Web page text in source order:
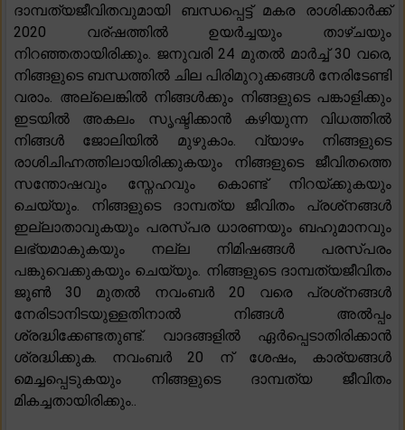
ദാമ്പത്യജീവിതവുമായി ബന്ധപ്പെട്ട് മകര രാശിക്കാർക്ക്
2020 വര്ഷത്തിൽ ഉയർച്ചയും താഴ്ചയും
നിറഞ്ഞതായിരിക്കും. ജനുവരി 24 മുതൽ മാർച്ച് 30 വരെ,
നിങ്ങളുടെ ബന്ധത്തിൽ ചില പിരിമുറുക്കങ്ങൾ നേരിടേണ്ടി
വരാം. അല്ലെങ്കിൽ‌ നിങ്ങൾ‌ക്കും നിങ്ങളുടെ പങ്കാളിക്കും
ഇടയിൽ‌ അകലം സൃഷ്ടിക്കാൻ‌ കഴിയുന്ന വിധത്തിൽ
നിങ്ങൾ ജോലിയിൽ‌ മുഴുകാം. വ്യാഴം നിങ്ങളുടെ
രാശിചിഹ്നത്തിലായിരിക്കുകയും നിങ്ങളുടെ ജീവിതത്തെ
സന്തോഷവും സ്നേഹവും കൊണ്ട് നിറയ്ക്കുകയും
ചെയ്യും. നിങ്ങളുടെ ദാമ്പത്യ ജീവിതം പ്രശ്‌നങ്ങൾ
ഇല്ലാതാവുകയും പരസ്പര ധാരണയും ബഹുമാനവും
ലഭ്യമാകുകയും നല്ല നിമിഷങ്ങൾ പരസ്പരം
പങ്കുവെക്കുകയും ചെയ്യും. നിങ്ങളുടെ ദാമ്പത്യജീവിതം
ജൂൺ 30 മുതൽ നവംബർ 20 വരെ പ്രശ്‌നങ്ങൾ
നേരിടാനിടയുള്ളതിനാൽ നിങ്ങൾ അൽപ്പം
ശ്രദ്ധിക്കേണ്ടതുണ്ട്. വാദങ്ങളിൽ ഏർപ്പെടാതിരിക്കാൻ
ശ്രദ്ധിക്കുക. നവംബർ 20 ന് ശേഷം, കാര്യങ്ങൾ
മെച്ചപ്പെടുകയും നിങ്ങളുടെ ദാമ്പത്യ ജീവിതം
മികച്ചതായിരിക്കും..